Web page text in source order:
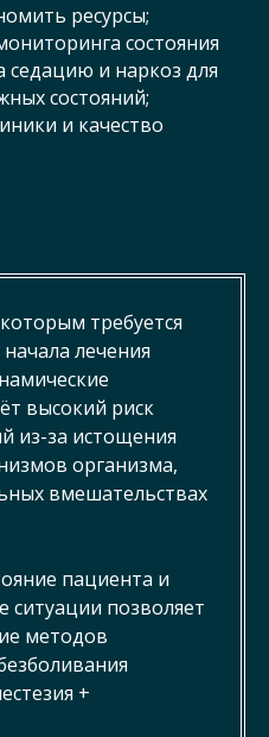
ресурсы;
состояния
седацию и наркоз для
состояний;
и качество
требуется
лечения
высокий риск
из-за истощения
организма,
вмешательствах
пациента и
ситуации позволяет
методов
+